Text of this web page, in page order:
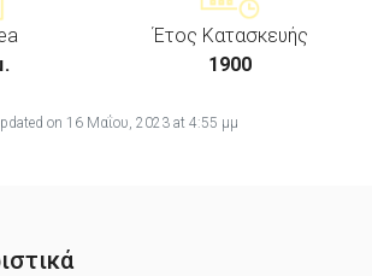
Έτος Κατασκευής
1900
on 16 Μαΐου, 2023 at 4:55 μμ